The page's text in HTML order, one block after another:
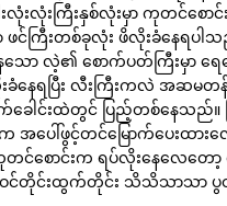
းလုံးကြီးနှစ်လုံးမှာ ကုတင်စေ
ဖင်ကြီးတစ်ခုလုံး ဖိလိုးခံနေရပါ
သော လဲ့၏ စောက်ပတ်ကြီးမှာ
နေရပြီး လီးကြီးကလဲ အဆမတ
ေါင်းထဲတွင် ပြည့်တစ်နေသည်။
အပေါ်ဖွင့်တင်မြောက်ပေးထား
င်စောင်းက ရပ်လိုးနေလေတော့
ဝင်တိုင်းထွက်တိုင်း သိသိသာသာ